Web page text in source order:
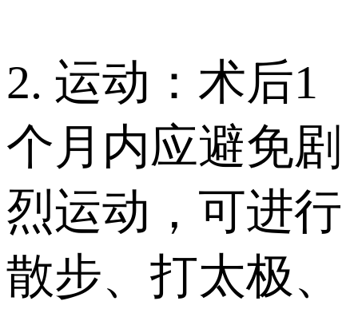
2. 运动：术后1
个月内应避免剧
烈运动，可进行
散步、打太极、